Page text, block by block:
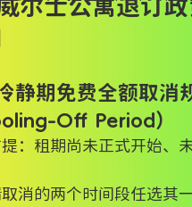
尔士公寓退订
静期免费全额取消
Off Period）
：租期尚未正式开始、
取消的两个时间段任选其